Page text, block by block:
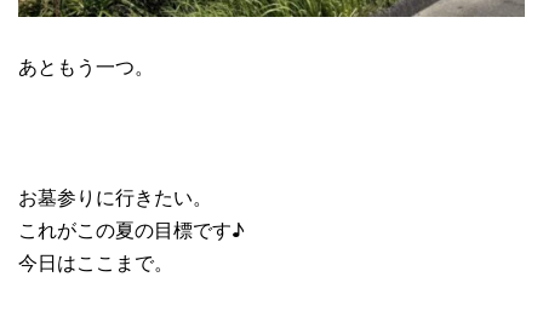
あともう一つ。
お墓参りに行きたい。
これがこの夏の目標です♪
今日はここまで。